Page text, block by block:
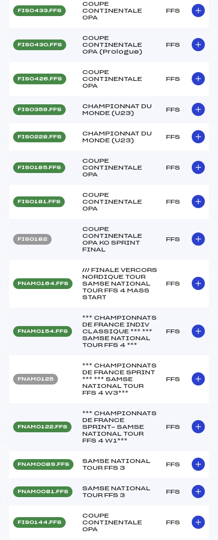
FIS0433.FFS
COUPE
CONTINENTALE
OPA
FFS
FIS0430.FFS
COUPE
CONTINENTALE
OPA (Prologue)
FFS
FIS0426.FFS
COUPE
CONTINENTALE
OPA
FFS
FIS0359.FFS
CHAMPIONNAT DU
MONDE (U23)
FFS
FIS0228.FFS
CHAMPIONNAT DU
MONDE (U23)
FFS
FIS0185.FFS
COUPE
CONTINENTALE
OPA
FFS
FIS0181.FFS
COUPE
CONTINENTALE
OPA
FFS
FIS0182
COUPE
CONTINENTALE
OPA KO SPRINT
FINAL
FFS
FNAM0164.FFS
/// FINALE VERCORS
NORDIQUE TOUR
SAMSE NATIONAL
TOUR FFS 4 MASS
START
FFS
FNAM0154.FFS
*** CHAMPIONNATS
DE FRANCE INDIV
CLASSIQUE *** ***
SAMSE NATIONAL
TOUR FFS 4 ***
FFS
FNAM0125
*** CHAMPIONNATS
DE FRANCE SPRINT
*** *** SAMSE
NATIONAL TOUR
FFS 4 W3***
FFS
FNAM0122.FFS
*** CHAMPIONNATS
DE FRANCE
SPRINT- SAMSE
NATIONAL TOUR
FFS 4 W1***
FFS
FNAM0089.FFS
SAMSE NATIONAL
TOUR FFS 3
FFS
FNAM0081.FFS
SAMSE NATIONAL
TOUR FFS 3
FFS
FIS0144.FFS
COUPE
CONTINENTALE
OPA
FFS